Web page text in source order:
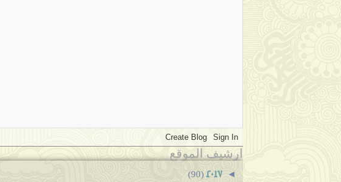
ارشيف الموقع
◄
2017
(90)